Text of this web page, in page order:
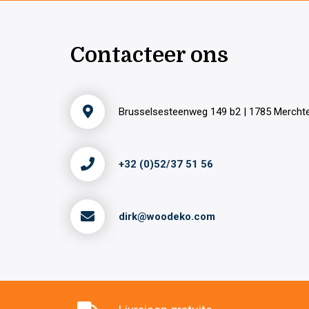
Contacteer ons
Brusselsesteenweg 149 b2 | 1785
+32 (0)52/37 51 56
dirk@woodeko.com